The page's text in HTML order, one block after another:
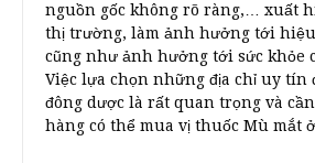
nguồn gốc không rõ ràng,… xuất
thị trường, làm ảnh hưởng tới
cũng như ảnh hưởng tới sức khỏe
Việc lựa chọn những địa chỉ uy tín
đông dược là rất quan trọng và
hàng có thể mua vị thuốc Mù mắt